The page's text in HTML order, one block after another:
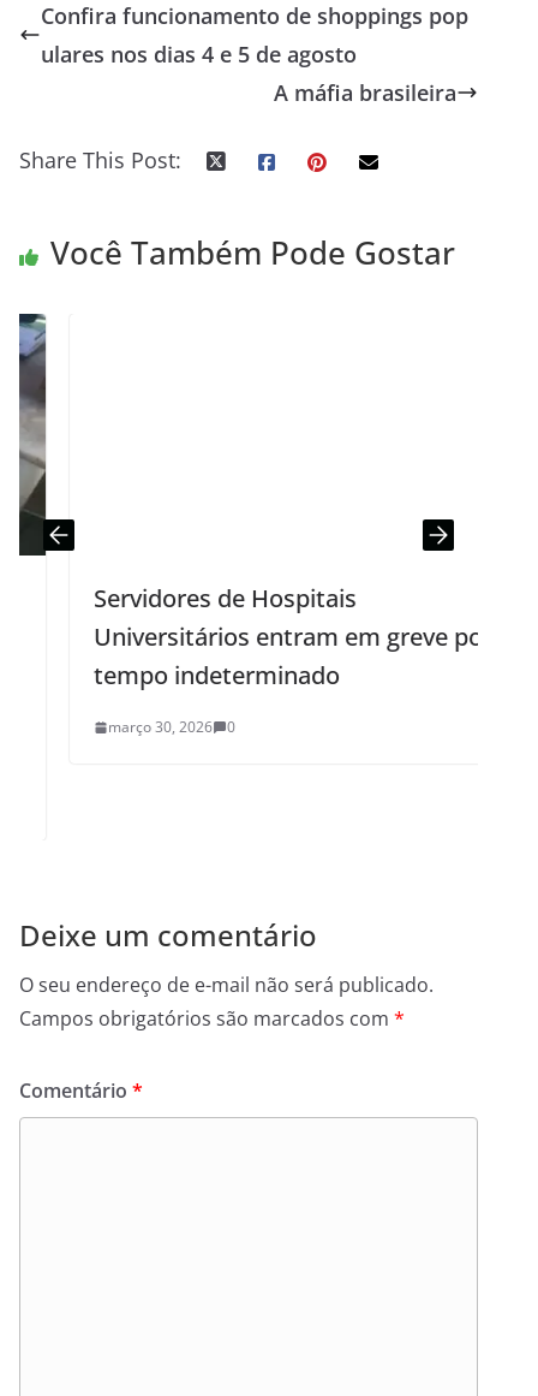
Confira funcionamento de shoppings pop
ulares nos dias 4 e 5 de agosto
A máfia brasileira
Share This Post:
Você Também Pode Gostar
Servidores de Hospitais
Universitários entram em greve por
tempo indeterminado
março 30, 2026 0
Deixe um comentário
O seu endereço de e-mail não será publicado.
Campos obrigatórios são marcados com *
Comentário *